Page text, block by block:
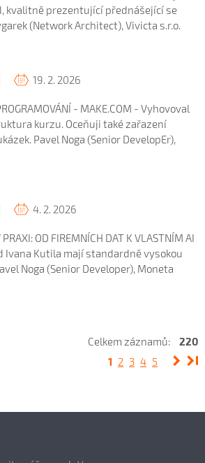
kvalitně prezentující přednášející se
(Network Architect), Vivicta s.r.o.
19. 2. 2026
- MAKE.COM - Vyhovoval
kurzu. Oceňuji také zařazení
Pavel Noga (Senior DevelopEr),
4. 2. 2026
PRAXI: OD FIREMNÍCH DAT K VLASTNÍM AI
Ivana Kutila mají standardně vysokou
Noga (Senior Developer), Moneta
Celkem záznamů:
220
1 2 3 4 5